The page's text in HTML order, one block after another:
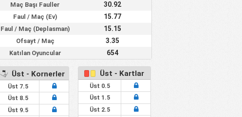
Maç Başı Fauller 30.92
Faul / Maç (Ev) 15.77
Faul / Maç (Deplasman) 15.15
Ofsayt / Maç 3.35
Katılan Oyuncular 654
Üst - Kornerler
Üst 7.5
Üst 8.5
Üst 9.5
Üst - Kartlar
Üst 0.5
Üst 1.5
Üst 2.5